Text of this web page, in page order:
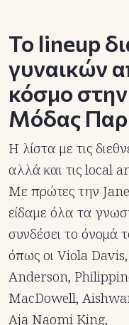
Το lineup
γυναικών
κόσμο
Μόδας
Η λίστα με τις
αλλά και τις local
Με πρώτες την
είδαμε όλα τα
συνδέσει το όνομά
όπως οι Viola
Anderson,
MacDowell,
Aja Naomi King,